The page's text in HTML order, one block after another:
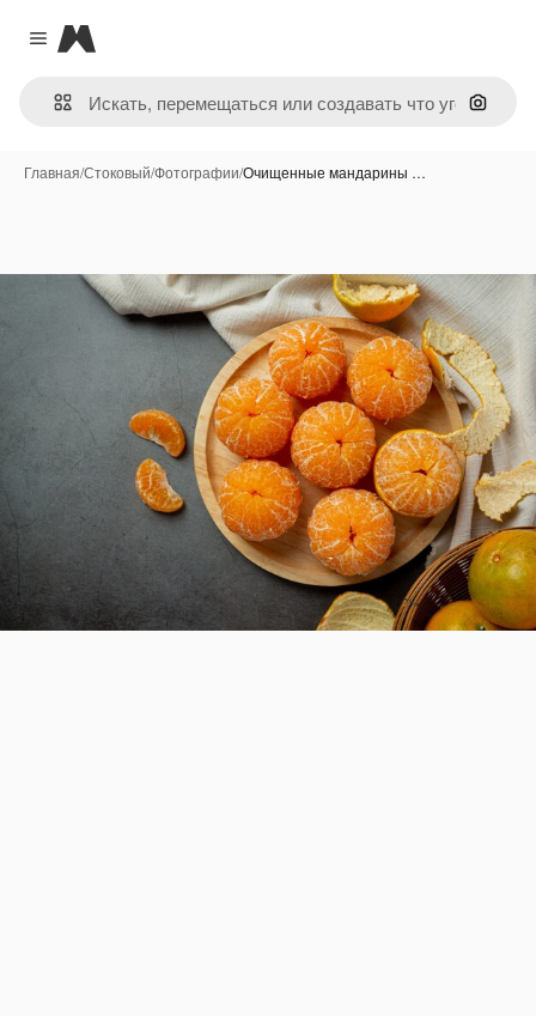
Close menu
Magnific
Поиск
Главная/Стоковый/Фотографии/Очищенные мандарины …